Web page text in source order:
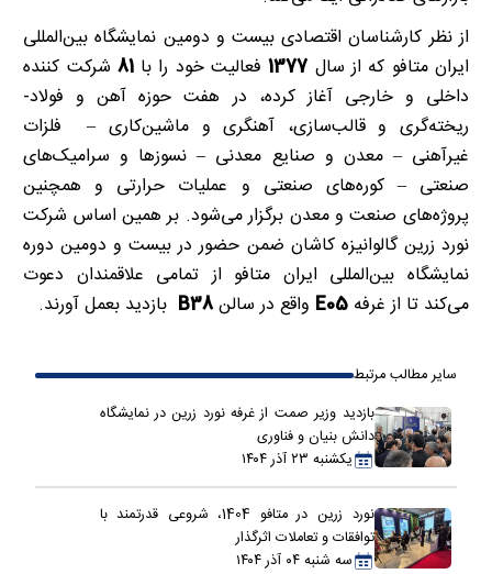
از نظر کارشناسان اقتصادی بیست و دومین نمایشگاه بین‌المللی
ایران متافو که از سال 1377فعالیت خود را با81 شرکت کننده
داخلی و خارجی آغاز کرده، در هفت حوزه آهن و فولاد-
ریخته‌گری و قالب‌سازی، آهنگری و ماشین‌کاری – فلزات
غیرآهنی – معدن و صنایع معدنی – نسوزها و سرامیک‌های
صنعتی – کوره‌های صنعتی و عملیات حرارتی و همچنین
پروژه‌های صنعت و معدن برگزار می‌شود. بر همین اساس شرکت
نورد زرین گالوانیزه کاشان ضمن حضور در بیست و دومین دوره
نمایشگاه بین‌المللی ایران متافو از تمامی علاقمندان دعوت
می‌کند تا از غرفه E05 واقع در سالنB38 بازدید بعمل آورند.
سایر مطالب مرتبط
بازدید وزیر صمت از غرفه نورد زرین در نمایشگاه
دانش بنیان و فناوری
یکشنبه ۲۳ آذر ۱۴۰۴
نورد زرین در متافو 1404، شروعی قدرتمند با
توافقات و تعاملات اثرگذار
سه شنبه ۰۴ آذر ۱۴۰۴